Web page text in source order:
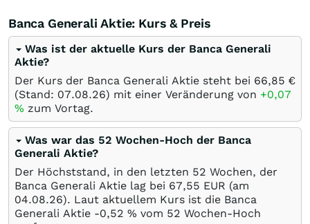
Banca Generali Aktie: Kurs & Preis
Was ist der aktuelle Kurs der Banca Generali
Aktie?
Der Kurs der Banca Generali Aktie steht bei 66,85 €
(Stand: 07.08.26) mit einer Veränderung von +0,07
% zum Vortag.
Was war das 52 Wochen-Hoch der Banca
Generali Aktie?
Der Höchststand, in den letzten 52 Wochen, der
Banca Generali Aktie lag bei 67,55 EUR (am
04.08.26). Laut aktuellem Kurs ist die Banca
Generali Aktie -0,52 % vom 52 Wochen-Hoch